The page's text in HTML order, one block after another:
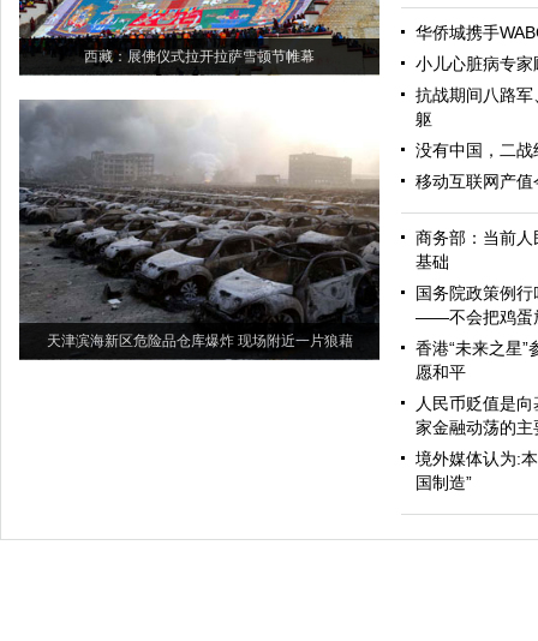
西藏：展佛仪式拉开拉萨雪顿节帷幕
天津滨海新区危险品仓库爆炸 现场附近一片狼藉
华侨城携手
小儿心脏病专家
抗战期间八路
躯
没有中国，二
移动互联网产
商务部：当前
基础
国务院政策例
——不会把鸡蛋
香港“未来之星
愿和平
人民币贬值是
家金融动荡的主
境外媒体认为:
国制造”